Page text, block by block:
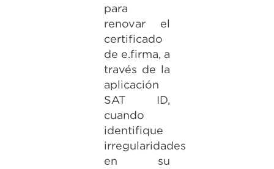
para
renovar el
certificado
de e.firma, a
través de la
aplicación
SAT ID,
cuando
identifique
irregularidades
en su